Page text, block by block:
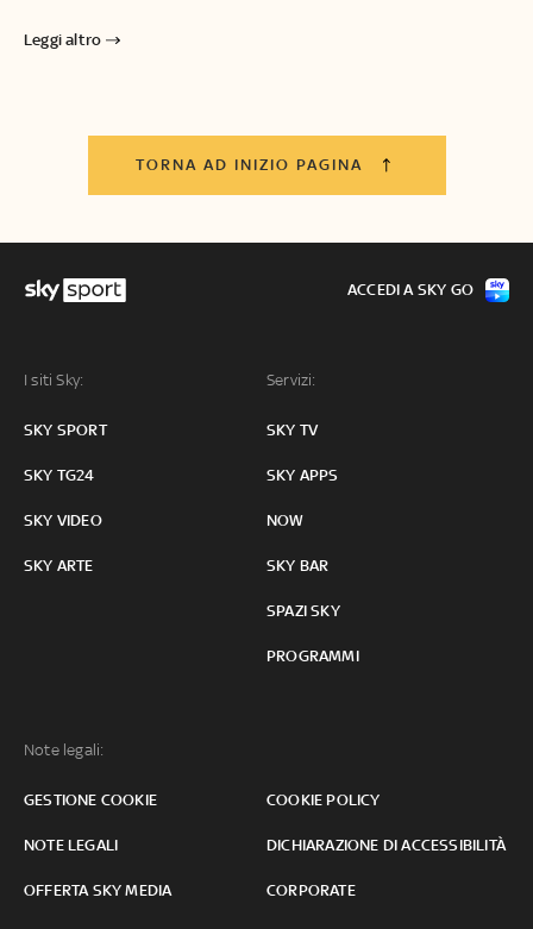
Leggi altro
TORNA AD INIZIO PAGINA
I siti Sky:
SKY SPORT
SKY TG24
SKY VIDEO
SKY ARTE
Servizi:
SKY TV
SKY APPS
NOW
SKY BAR
SPAZI SKY
PROGRAMMI
Note legali:
GESTIONE COOKIE COOKIE POLICY
NOTE LEGALI DICHIARAZIONE DI ACCESSIBILITÀ
OFFERTA SKY MEDIA CORPORATE
ACCEDI A SKY GO